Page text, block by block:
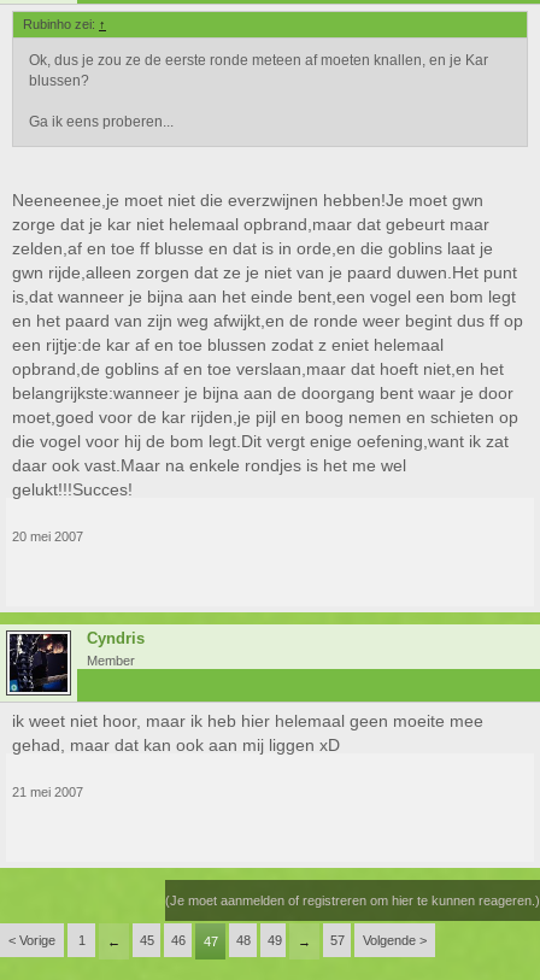
Rubinho zei: ↑
Ok, dus je zou ze de eerste ronde meteen af moeten knallen, en je Kar
blussen?
Ga ik eens proberen...
Neeneenee,je moet niet die everzwijnen hebben!Je moet gwn
zorge dat je kar niet helemaal opbrand,maar dat gebeurt maar
zelden,af en toe ff blusse en dat is in orde,en die goblins laat je
gwn rijde,alleen zorgen dat ze je niet van je paard duwen.Het punt
is,dat wanneer je bijna aan het einde bent,een vogel een bom legt
en het paard van zijn weg afwijkt,en de ronde weer begint dus ff op
een rijtje:de kar af en toe blussen zodat z eniet helemaal
opbrand,de goblins af en toe verslaan,maar dat hoeft niet,en het
belangrijkste:wanneer je bijna aan de doorgang bent waar je door
moet,goed voor de kar rijden,je pijl en boog nemen en schieten op
die vogel voor hij de bom legt.Dit vergt enige oefening,want ik zat
daar ook vast.Maar na enkele rondjes is het me wel
gelukt!!!Succes!
20 mei 2007
Cyndris
Member
ik weet niet hoor, maar ik heb hier helemaal geen moeite mee
gehad, maar dat kan ook aan mij liggen xD
21 mei 2007
(Je moet aanmelden of registreren om hier te kunnen reageren.)
< Vorige 1 ← 45 46 47 48 49 → 57 Volgende >